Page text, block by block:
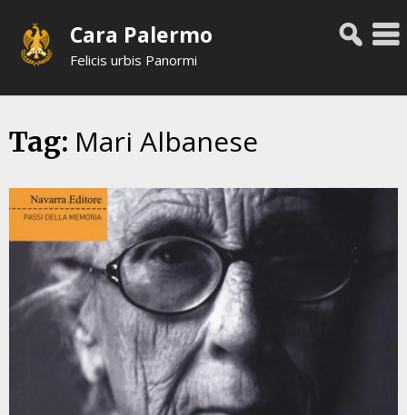
content
Cara Palermo
Felicis urbis Panormi
Tag: Mari Albanese